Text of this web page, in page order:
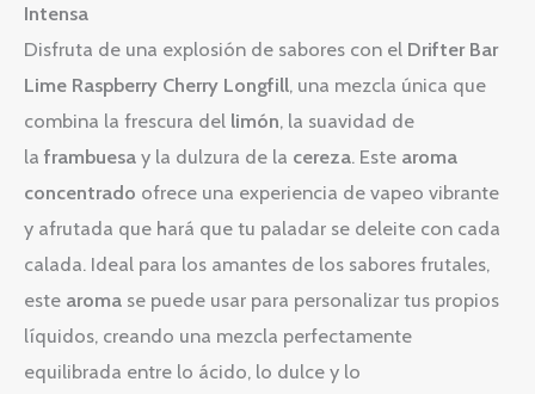
Intensa
Disfruta de una explosión de sabores con el Drifter Bar
Lime Raspberry Cherry Longfill, una mezcla única que
combina la frescura del limón, la suavidad de
la frambuesa y la dulzura de la cereza. Este aroma
concentrado ofrece una experiencia de vapeo vibrante
y afrutada que hará que tu paladar se deleite con cada
calada. Ideal para los amantes de los sabores frutales,
este aroma se puede usar para personalizar tus propios
líquidos, creando una mezcla perfectamente
equilibrada entre lo ácido, lo dulce y lo